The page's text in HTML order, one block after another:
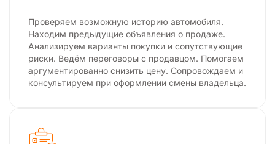
Проверяем возможную историю автомобиля.
Находим предыдущие объявления о продаже.
Анализируем варианты покупки и сопутствующие
риски. Ведём переговоры с продавцом. Помогаем
аргументированно снизить цену. Сопровождаем и
консультируем при оформлении смены владельца.